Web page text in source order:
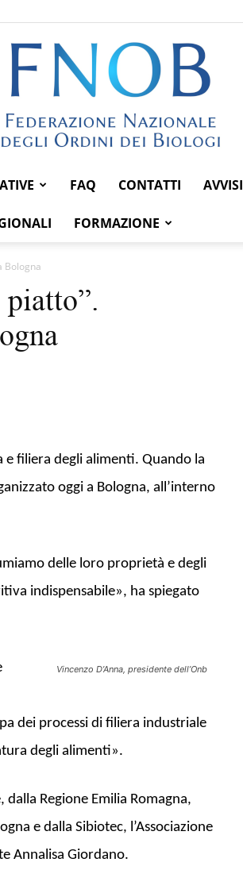
Federazione
FAQ CONTATTI AVVISI
FORMAZIONE
Bologna
piatto”.
e filiera degli alimenti. Quando la
oggi a Bologna, all’interno
delle loro proprietà e degli
indispensabile», ha spiegato
Vincenzo D’Anna, presidente dell’Onb
dei processi di filiera industriale
degli alimenti».
Regione Emilia Romagna,
e dalla Sibiotec, l’Associazione
Annalisa Giordano.